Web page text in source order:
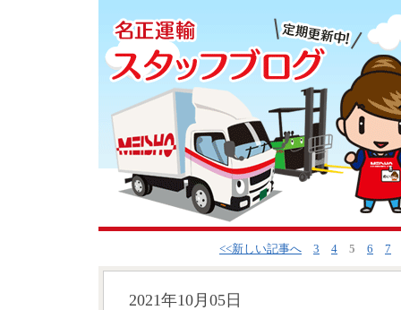
<<新しい記事へ 3 4 5 6 7
2021年10月05日